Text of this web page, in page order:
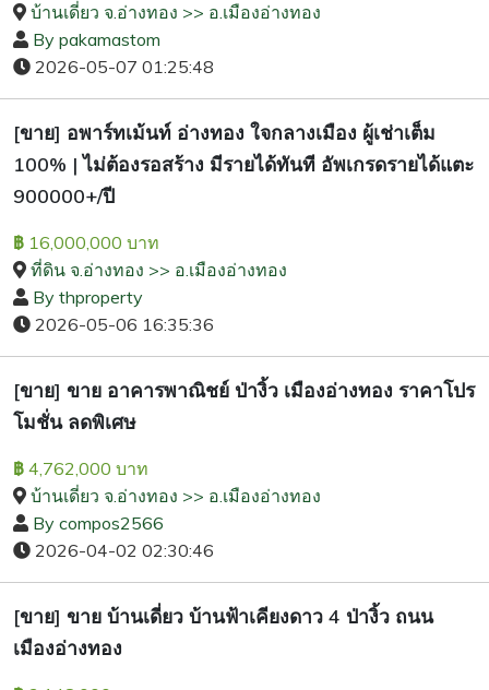
บ้านเดี่ยว จ.อ่างทอง >> อ.เมืองอ่างทอง
By pakamastom
2026-05-07 01:25:48
[ขาย] อพาร์ทเม้นท์ อ่างทอง ใจกลางเมือง ผู้เช่าเต็ม
100% | ไม่ต้องรอสร้าง มีรายได้ทันที อัพเกรดรายได้แตะ
900000+/ปี
฿ 16,000,000 บาท
ที่ดิน จ.อ่างทอง >> อ.เมืองอ่างทอง
By thproperty
2026-05-06 16:35:36
[ขาย] ขาย อาคารพาณิชย์ ป่างิ้ว เมืองอ่างทอง ราคาโปร
โมชั่น ลดพิเศษ
฿ 4,762,000 บาท
บ้านเดี่ยว จ.อ่างทอง >> อ.เมืองอ่างทอง
By compos2566
2026-04-02 02:30:46
[ขาย] ขาย บ้านเดี่ยว บ้านฟ้าเคียงดาว 4 ป่างิ้ว ถนน
เมืองอ่างทอง